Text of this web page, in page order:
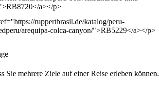
a></p>
ruppertbrasil.de/katalog/peru-
arequipa-colca-canyon/">RB5229</a></p>
Sie mehrere Ziele auf einer Reise erleben können.